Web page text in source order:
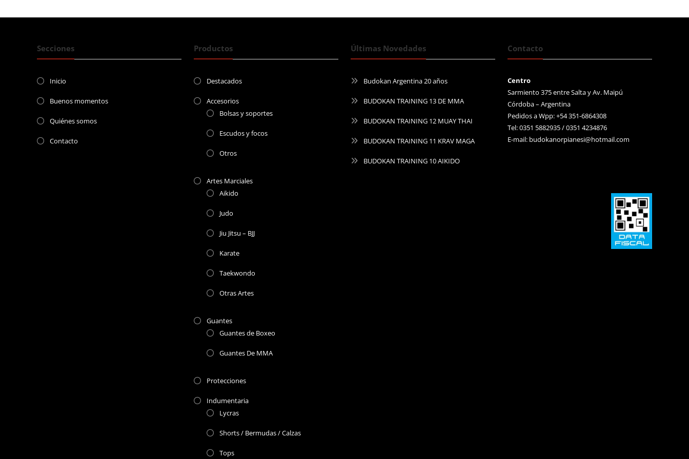
Secciones
Inicio
Buenos momentos
Quiénes somos
Contacto
Productos
Destacados
Accesorios
Bolsas y soportes
Escudos y focos
Otros
Artes Marciales
Aikido
Judo
Jiu Jitsu – BJJ
Karate
Taekwondo
Otras Artes
Guantes
Guantes de Boxeo
Guantes De MMA
Protecciones
Indumentaria
Lycras
Shorts / Bermudas / Calzas
Tops
Últimas Novedades
Budokan Argentina 20 años
BUDOKAN TRAINING 13 DE MMA
BUDOKAN TRAINING 12 MUAY THAI
BUDOKAN TRAINING 11 KRAV MAGA
BUDOKAN TRAINING 10 AIKIDO
Contacto
Centro
Sarmiento 375 entre Salta y Av. Maipú
Córdoba – Argentina
Pedidos a Wpp: +54 351-6864308
Tel: 0351 5882935 / 0351 4234876
E-mail: budokanorpianesi@hotmail.com